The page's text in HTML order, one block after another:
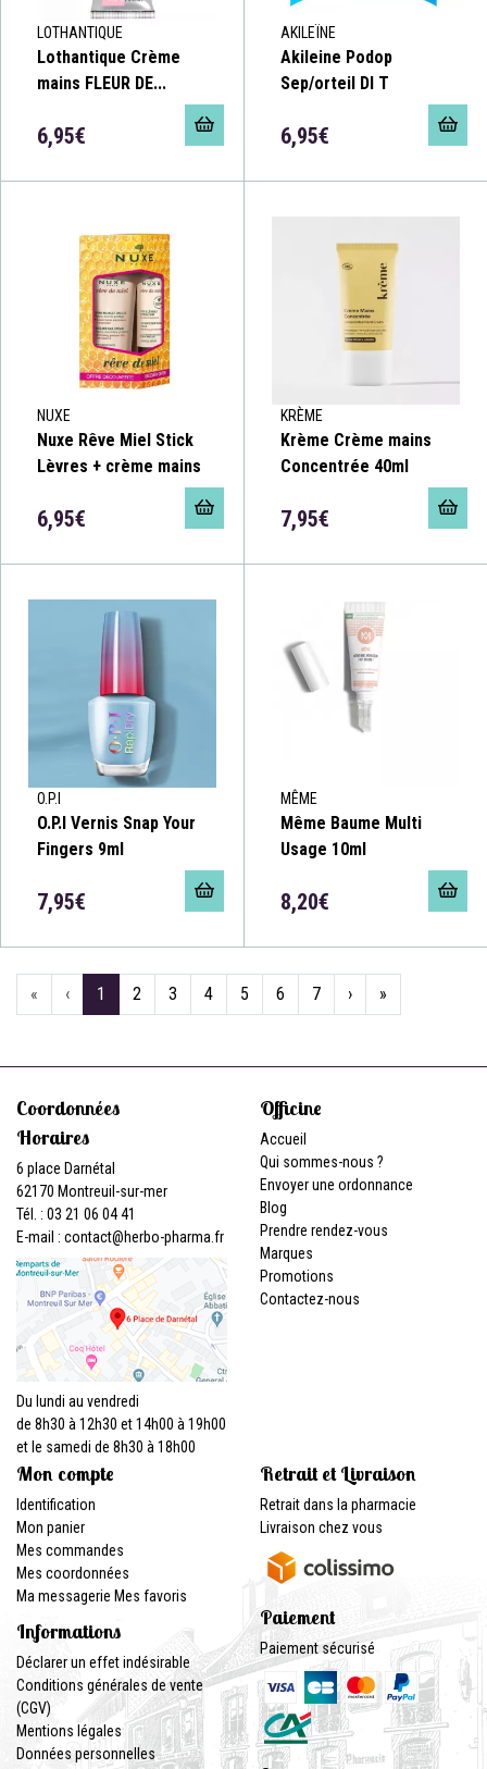
LOTHANTIQUE
Lothantique Crème
mains FLEUR DE...
6,95€
AKILEÏNE
Akileine Podop
Sep/orteil Dl T
6,95€
NUXE
Nuxe Rêve Miel Stick
Lèvres + crème mains
6,95€
KRÈME
Krème Crème mains
Concentrée 40ml
7,95€
O.P.I
O.P.I Vernis Snap Your
Fingers 9ml
7,95€
MÊME
Même Baume Multi
Usage 10ml
8,20€
« ‹ 1 2 3 4 5 6 7 › »
Coordonnées
Horaires
6 place Darnétal
62170 Montreuil-sur-mer
Tél. : 03 21 06 04 41
E-mail : contact@herbo-pharma.fr
Du lundi au vendredi
de 8h30 à 12h30 et 14h00 à 19h00
et le samedi de 8h30 à 18h00
Officine
Accueil
Qui sommes-nous ?
Envoyer une ordonnance
Blog
Prendre rendez-vous
Marques
Promotions
Contactez-nous
Mon compte
Identification
Mon panier
Mes commandes
Mes coordonnées
Ma messagerie Mes favoris
Informations
Déclarer un effet indésirable
Conditions générales de vente
(CGV)
Mentions légales
Données personnelles
Retrait et Livraison
Retrait dans la pharmacie
Livraison chez vous
Paiement
Paiement sécurisé